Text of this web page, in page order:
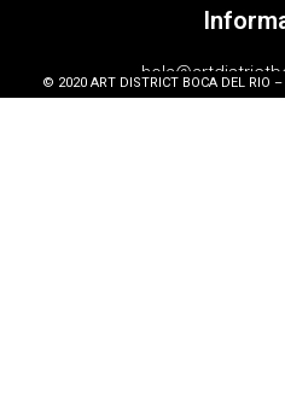
© 2020 ART DISTRICT BOCA DEL RIO